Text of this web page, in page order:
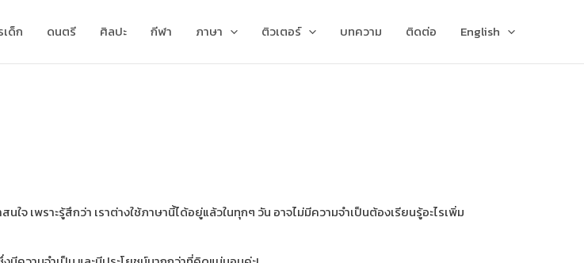
ด็ก ดนตรี ศิลปะ กีฬา ภาษา ติวเตอร์ บทความ ติดต่อ English
เพราะรู้สึกว่า เราต่างใช้ภาษานี้ได้อยู่แล้วในทุกๆ วัน อาจไม่มีความจำเป็นต้องเรียนรู้อะไรเพิ่ม